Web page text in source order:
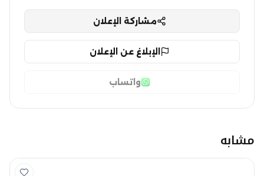
مشاركة الإعلان
الإبلاغ عن الإعلان
واتساب
مشابه